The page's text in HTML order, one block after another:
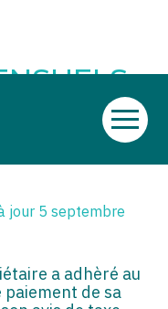
«
jour 5 septembre
a adhèré au
de sa